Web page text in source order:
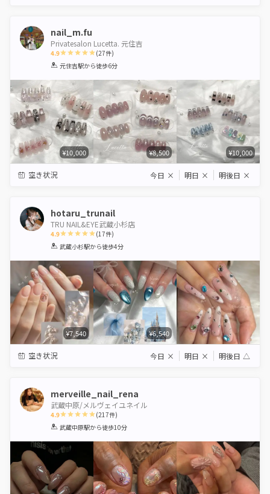
nail_m.fu
Privatesalon Lucetta. 元住吉
4.9
1 2 3 4 5
(27件)
元住吉駅から徒歩6分
¥10,000 ¥8,500 ¥10,000
空き状況 今日 × 明日 × 明後日 ×
hotaru_trunail
TRU NAIL&EYE武蔵小杉店
4.9
1 2 3 4 5
(17件)
武蔵小杉駅から徒歩4分
¥7,540 ¥6,540
空き状況 今日 × 明日 × 明後日 △
merveille_nail_rena
武蔵中原/メルヴェイユネイル
4.9
1 2 3 4 5
(217件)
武蔵中原駅から徒歩10分